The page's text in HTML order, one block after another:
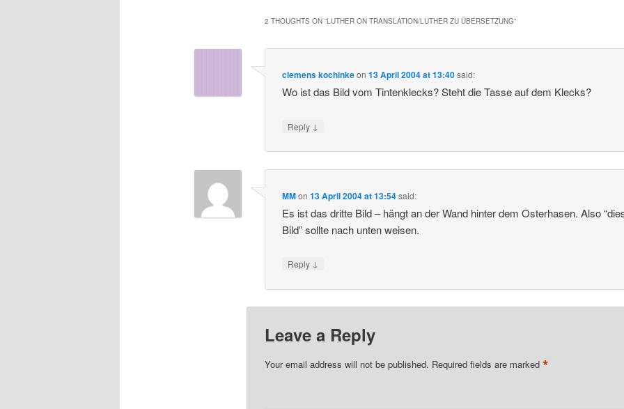
2 THOUGHTS ON “LUTHER ON TRANSLATION/LUTHER ZU ÜBERSETZUNG”
clemens kochinkeon13 April 2004 at 13:40said:
Wo ist das Bild vom Tintenklecks? Steht die Tasse auf dem Klecks?
Reply ↓
MMon13 April 2004 at 13:54said:
Es ist das dritte Bild – hängt an der Wand hinter dem Osterhasen. Also
Bild” sollte nach unten weisen.
Reply ↓
Leave a Reply
Your email address will not be published. Required fields are marked *